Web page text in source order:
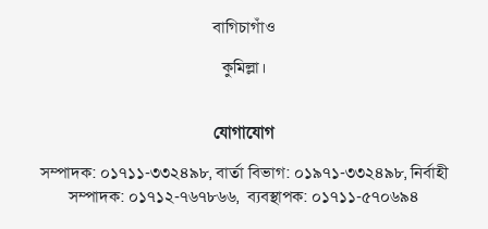
বাগিচাগাঁও
কুমিল্লা।
যোগাযোগ
সম্পাদক: ০১৭১১-৩৩২৪৯৮, বার্তা বিভাগ: ০১৯৭১-৩৩২৪৯৮, নির্বাহী
সম্পাদক: ০১৭১২-৭৬৭৮৬৬, ব্যবস্থাপক: ০১৭১১-৫৭০৬৯৪